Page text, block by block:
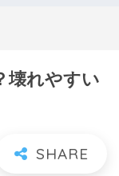
壊れやすい